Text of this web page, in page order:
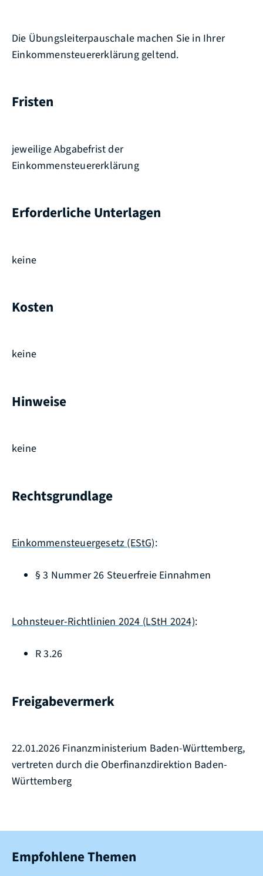
Die Übungsleiterpauschale machen Sie in Ihrer
Einkommensteuererklärung geltend.
Fristen
jeweilige Abgabefrist der
Einkommensteuererklärung
Erforderliche Unterlagen
keine
Kosten
keine
Hinweise
keine
Rechtsgrundlage
Einkommensteuergesetz (EStG):
§ 3 Nummer 26 Steuerfreie Einnahmen
Lohnsteuer-Richtlinien 2024 (LStH 2024):
R 3.26
Freigabevermerk
22.01.2026 Finanzministerium Baden-Württemberg,
vertreten durch die Oberfinanzdirektion Baden-
Württemberg
Empfohlene Themen